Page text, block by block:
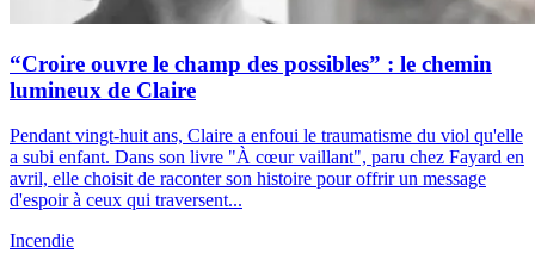
“Croire ouvre le champ des possibles” : le chemin
lumineux de Claire
Pendant vingt-huit ans, Claire a enfoui le traumatisme du viol qu'elle
a subi enfant. Dans son livre "À cœur vaillant", paru chez Fayard en
avril, elle choisit de raconter son histoire pour offrir un message
d'espoir à ceux qui traversent...
Incendie